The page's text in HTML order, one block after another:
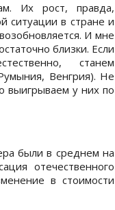
Их рост, правда,
ситуации в стране и
И мне
близки. Если
станем
Венгрия). Не
выигрываем у них по
были в среднем на
отечественного
в стоимости